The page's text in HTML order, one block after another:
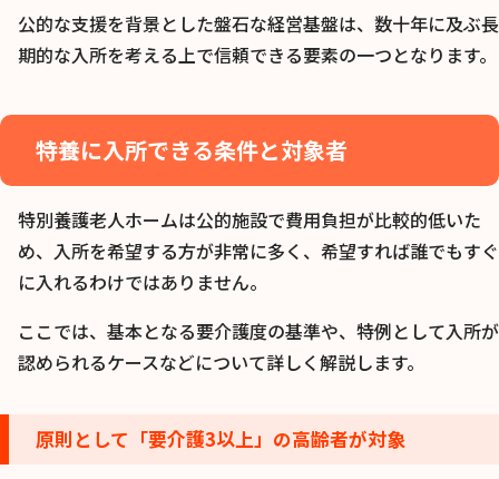
公的な支援を背景とした盤石な経営基盤は、数十年に及ぶ長
期的な入所を考える上で信頼できる要素の一つとなります。
特養に入所できる条件と対象者
特別養護老人ホームは公的施設で費用負担が比較的低いた
め、入所を希望する方が非常に多く、希望すれば誰でもすぐ
に入れるわけではありません。
ここでは、基本となる要介護度の基準や、特例として入所が
認められるケースなどについて詳しく解説します。
原則として「要介護3以上」の高齢者が対象